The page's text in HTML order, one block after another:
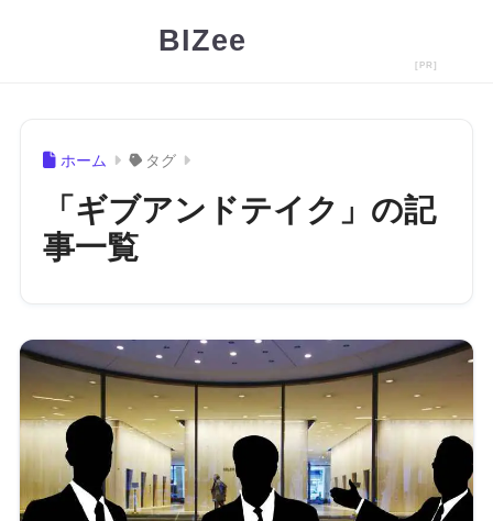
BIZee
ホーム タグ
「ギブアンドテイク」の記
事一覧